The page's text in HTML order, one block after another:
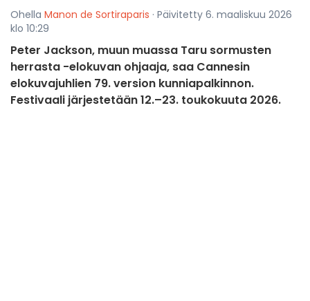
Ohella Manon de Sortiraparis · Päivitetty 6. maaliskuu 2026
klo 10:29
Peter Jackson, muun muassa Taru sormusten
herrasta -elokuvan ohjaaja, saa Cannesin
elokuvajuhlien 79. version kunniapalkinnon.
Festivaali järjestetään 12.–23. toukokuuta 2026.